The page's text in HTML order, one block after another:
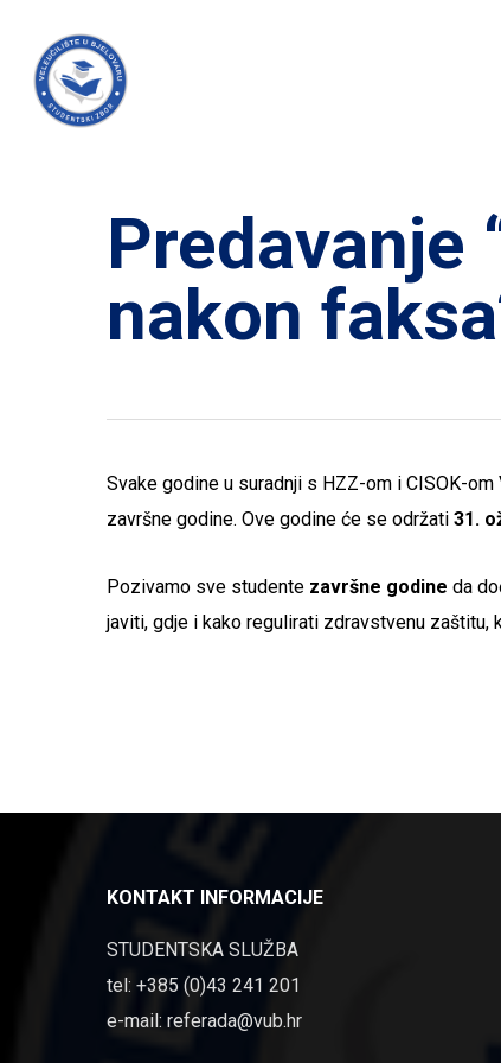
main
content
Predavanje
nakon
Svake godine u suradnji s HZZ-om i CISOK-
završne godine. Ove godine će se održati 31.
Pozivamo sve studente završne godine da
javiti, gdje i kako regulirati zdravstvenu zaštitu,
KONTAKT INFORMACIJE
STUDENTSKA SLUŽBA
tel: +385 (0)43 241 201
e-mail: referada@vub.hr